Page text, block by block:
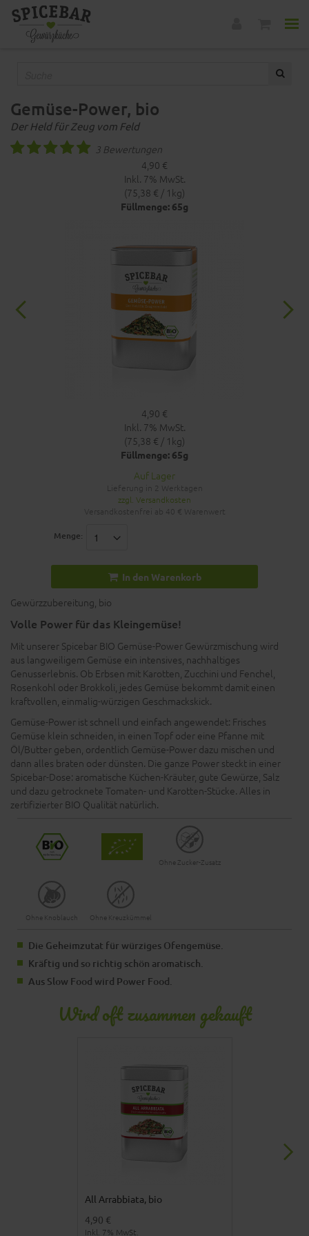
Gemüse-Power, bio
Der Held für Zeug vom Feld
3 Bewertungen
4,90 €
Inkl. 7% MwSt.
(75,38 € / 1kg)
Füllmenge: 65g
4,90 €
Inkl. 7% MwSt.
(75,38 € / 1kg)
Füllmenge: 65g
Auf Lager
Lieferung in 2 Werktagen
zzgl. Versandkosten
Versandkostenfrei ab 40 € Warenwert
Menge:
In den Warenkorb
Gewürzzubereitung, bio
Volle Power für das Kleingemüse!
Mit unserer Spicebar BIO Gemüse-Power Gewürzmischung wird
aus langweiligem Gemüse ein intensives, nachhaltiges
Genusserlebnis. Ob Erbsen mit Karotten, Zucchini und Fenchel,
Rosenkohl oder Brokkoli, jedes Gemüse bekommt damit einen
kraftvollen, einmalig-würzigen Geschmackskick.
Gemüse-Power ist schnell und einfach angewendet: Frisches
Gemüse klein schneiden, in einen Topf oder eine Pfanne mit
Öl/Butter geben, ordentlich Gemüse-Power dazu mischen und
dann alles braten oder dünsten. Die ganze Power steckt in einer
Spicebar-Dose: aromatische Küchen-Kräuter, gute Gewürze, Salz
und dazu getrocknete Tomaten- und Karotten-Stücke. Alles in
zertifizierter BIO Qualität natürlich.
Ohne Zucker-Zusatz
Ohne Knoblauch Ohne Kreuzkümmel
Die Geheimzutat für würziges Ofengemüse.
Kräftig und so richtig schön aromatisch.
Aus Slow Food wird Power Food.
Wird oft zusammen gekauft
All Arrabbiata, bio
4,90 €
Inkl. 7% MwSt.